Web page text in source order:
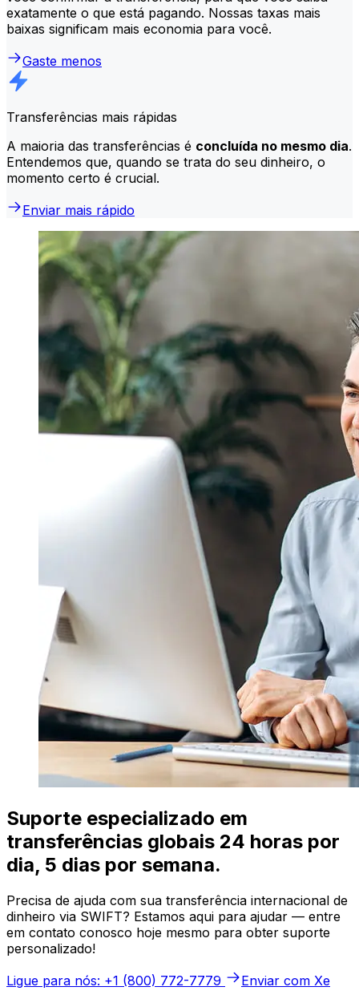
exatamente o que está pagando. Nossas taxas mais
baixas significam mais economia para você.
Gaste menos
Transferências mais rápidas
A maioria das transferências é concluída no mesmo dia.
Entendemos que, quando se trata do seu dinheiro, o
momento certo é crucial.
Enviar mais rápido
Suporte especializado em
transferências globais 24 horas por
dia, 5 dias por semana.
Precisa de ajuda com sua transferência internacional de
dinheiro via SWIFT? Estamos aqui para ajudar — entre
em contato conosco hoje mesmo para obter suporte
personalizado!
Ligue para nós: +1 (800) 772-7779
Enviar com Xe